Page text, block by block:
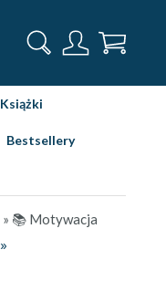
Książki
Bestsellery
» 📚 Motywacja